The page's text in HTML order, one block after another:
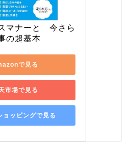
マナーと　今さら
の超基本
で見る
市場で見る
ッピングで見る